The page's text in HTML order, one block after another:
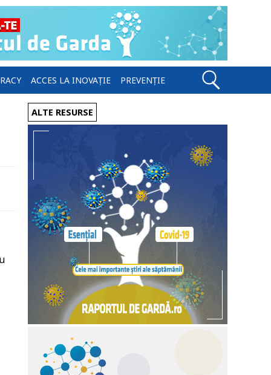
ACCES LA INOVAȚIE PREVENȚIE
ALTE RESURSE